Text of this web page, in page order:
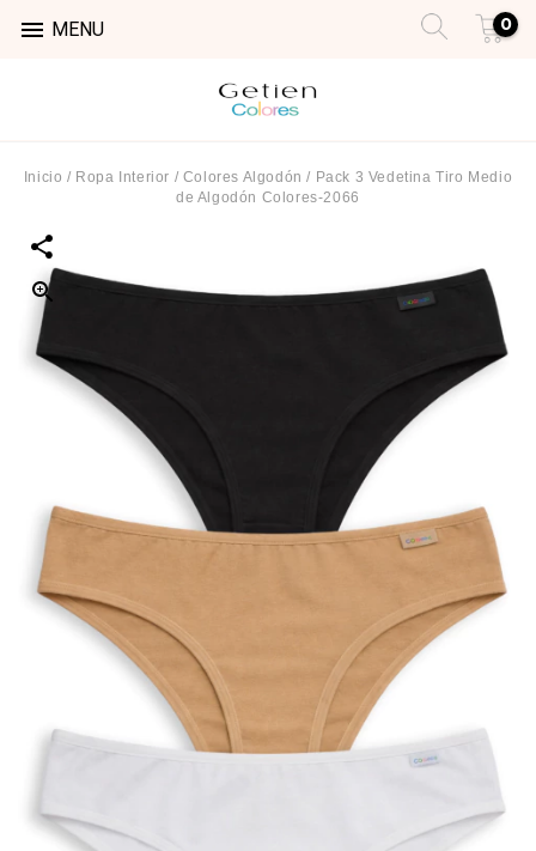
 MENU 0
Inicio / Ropa Interior / Colores Algodón / Pack 3 Vedetina Tiro Medio
de Algodón Colores-2066